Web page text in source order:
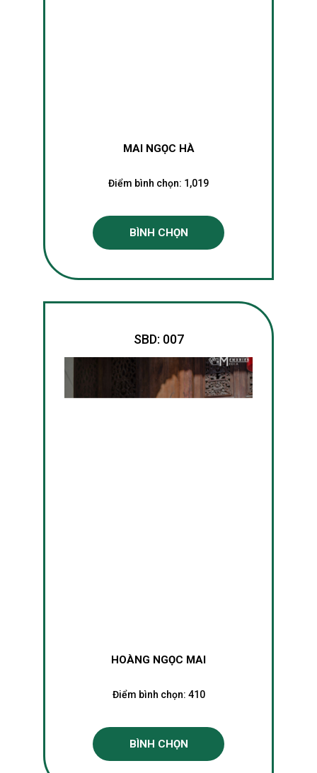
MAI NGỌC HÀ
Điểm bình chọn: 1,019
BÌNH CHỌN
SBD: 007
HOÀNG NGỌC MAI
Điểm bình chọn: 410
BÌNH CHỌN